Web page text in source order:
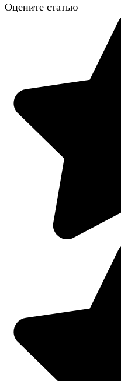
Оцените статью